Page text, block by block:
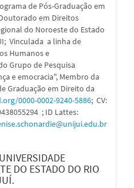
de Pós-Graduação em
em Direitos
do Noroeste do Estado
Vinculada a linha de
Humanos e
Grupo de Pesquisa
e emocracia", Membro da
Graduação em Direito da
0000-0002-9240-5886; CV:
; ID Lattes:
UNIVERSIDADE
DO ESTADO DO RIO